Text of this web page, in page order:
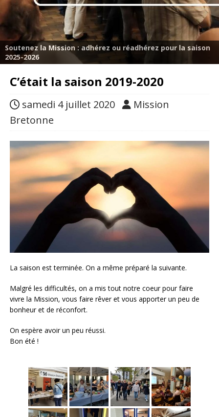
Soutenez la Mission : adhérez ou réadhérez pour la saison
2025-2026
C’était la saison 2019-2020
samedi 4 juillet 2020
Mission
Bretonne
La saison est terminée. On a même préparé la suivante.
Malgré les difficultés, on a mis tout notre coeur pour faire
vivre la Mission, vous faire rêver et vous apporter un peu de
bonheur et de réconfort.
On espère avoir un peu réussi.
Bon été !